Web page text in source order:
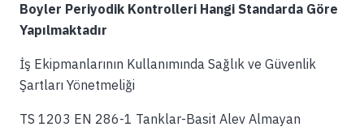
Boyler Periyodik Kontrolleri Hangi Standarda Göre
Yapılmaktadır
İş Ekipmanlarının Kullanımında Sağlık ve Güvenlik
Şartları Yönetmeliği
TS 1203 EN 286-1 Tanklar-Basit Alev Almayan